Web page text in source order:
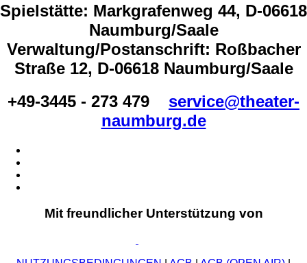
Spielstätte: Markgrafenweg 44, D-06618
Naumburg/Saale
Verwaltung/Postanschrift: Roßbacher
Straße 12, D-06618 Naumburg/Saale
+49-3445 - 273 479
service@theater-
naumburg.de
Mit freundlicher Unterstützung von